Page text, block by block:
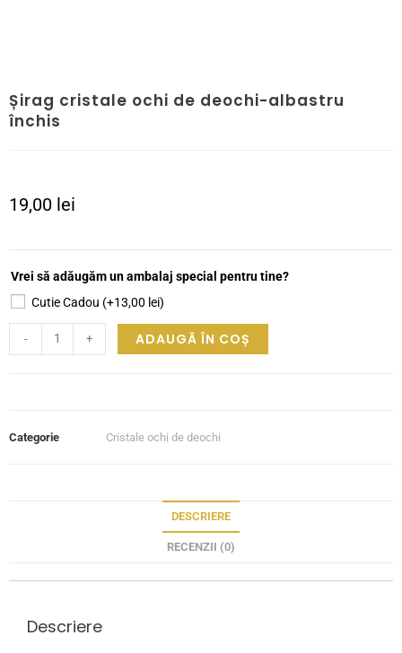
Șirag cristale ochi de deochi-albastru
închis
19,00 lei
Vrei să adăugăm un ambalaj special pentru tine?
Cutie Cadou (+13,00 lei)
- + ADAUGĂ ÎN COȘ
Categorie Cristale ochi de deochi
DESCRIERE
RECENZII (0)
Descriere